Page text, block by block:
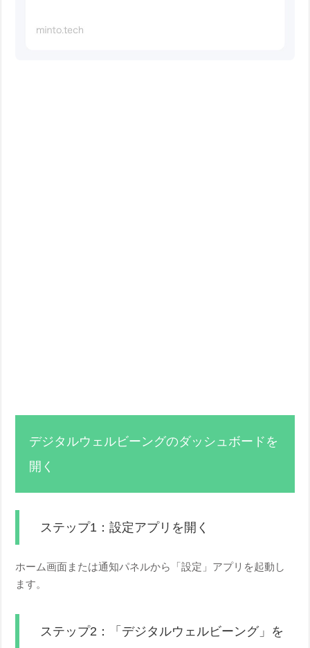
デジタルウェルビーングのダッシュボードを
開く
ステップ1：設定アプリを開く
ホーム画面または通知パネルから「設定」アプリを起動し
ます。
ステップ2：「デジタルウェルビーング」を